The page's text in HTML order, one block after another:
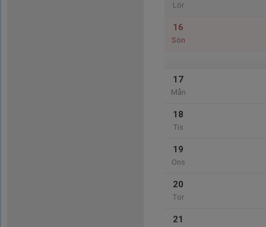
Lör
16
Sön
17
Mån
18
Tis
19
Ons
20
Tor
21